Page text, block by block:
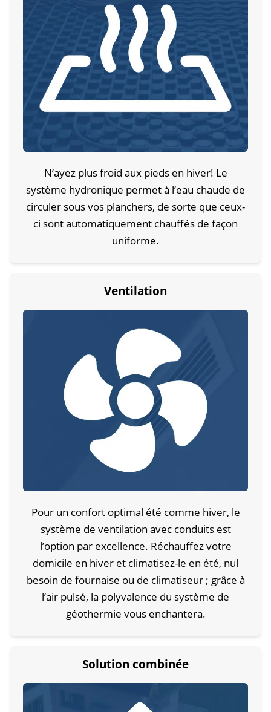
N’ayez plus froid aux pieds en hiver! Le
système hydronique permet à l’eau chaude de
circuler sous vos planchers, de sorte que ceux-
ci sont automatiquement chauffés de façon
uniforme.
Ventilation
Pour un confort optimal été comme hiver, le
système de ventilation avec conduits est
l’option par excellence. Réchauffez votre
domicile en hiver et climatisez-le en été, nul
besoin de fournaise ou de climatiseur ; grâce à
l’air pulsé, la polyvalence du système de
géothermie vous enchantera.
Solution combinée